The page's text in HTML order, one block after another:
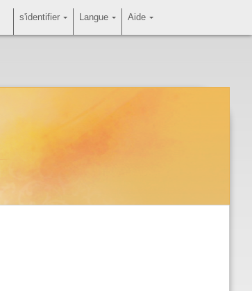
Aide
Langue
s'identifier